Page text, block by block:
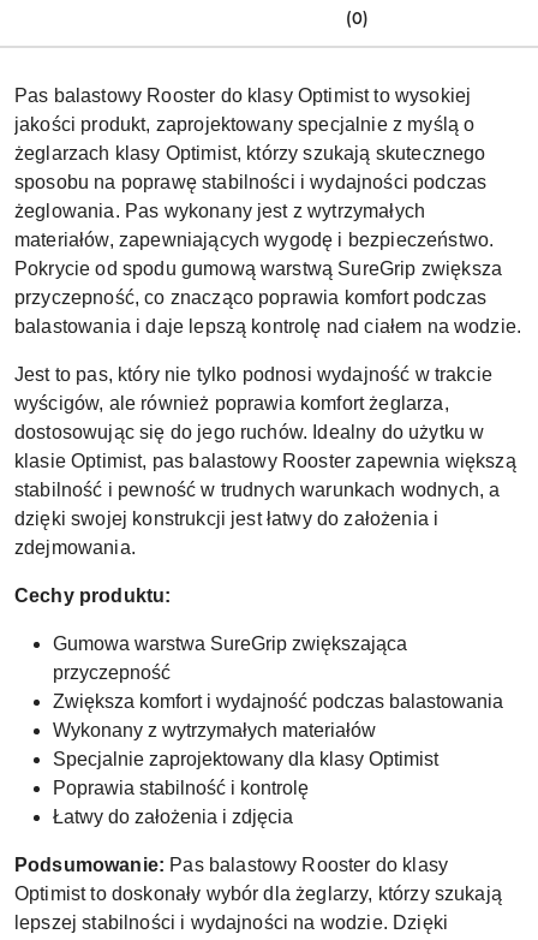
(0)
Pas balastowy Rooster do klasy Optimist to wysokiej
jakości produkt, zaprojektowany specjalnie z myślą o
żeglarzach klasy Optimist, którzy szukają skutecznego
sposobu na poprawę stabilności i wydajności podczas
żeglowania. Pas wykonany jest z wytrzymałych
materiałów, zapewniających wygodę i bezpieczeństwo.
Pokrycie od spodu gumową warstwą SureGrip zwiększa
przyczepność, co znacząco poprawia komfort podczas
balastowania i daje lepszą kontrolę nad ciałem na wodzie.
Jest to pas, który nie tylko podnosi wydajność w trakcie
wyścigów, ale również poprawia komfort żeglarza,
dostosowując się do jego ruchów. Idealny do użytku w
klasie Optimist, pas balastowy Rooster zapewnia większą
stabilność i pewność w trudnych warunkach wodnych, a
dzięki swojej konstrukcji jest łatwy do założenia i
zdejmowania.
Cechy produktu:
Gumowa warstwa SureGrip zwiększająca
przyczepność
Zwiększa komfort i wydajność podczas balastowania
Wykonany z wytrzymałych materiałów
Specjalnie zaprojektowany dla klasy Optimist
Poprawia stabilność i kontrolę
Łatwy do założenia i zdjęcia
Podsumowanie: Pas balastowy Rooster do klasy
Optimist to doskonały wybór dla żeglarzy, którzy szukają
lepszej stabilności i wydajności na wodzie. Dzięki